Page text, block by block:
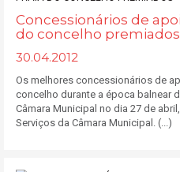
Concessionários de
do concelho premiados
30.04.2012
Os melhores concessionários de
concelho durante a época balnear
Câmara Municipal no dia 27 de
Serviços da Câmara Municipal. (...)